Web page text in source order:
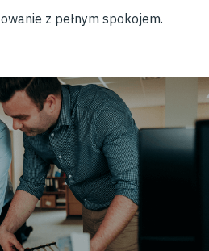
z pełnym spokojem.